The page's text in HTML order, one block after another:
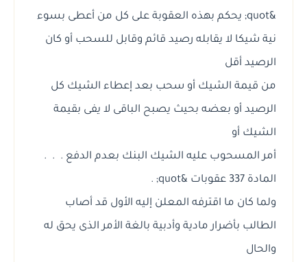
&quot; يحكم بهذه العقوبة على كل من أعطى بسوء
نية شيكا لا يقابله رصيد قائم وقابل للسحب أو كان
الرصيد أقل
من قيمة الشيك أو سحب بعد إعطاء الشيك كل
الرصيد أو بعضه بحيث يصبح الباقى لا يفى بقيمة
الشيك أو
أمر المسحوب عليه الشيك البنك بعدم الدفع . . .
المادة 337 عقوبات &quot; .
ولما كان ما اقترفه المعلن إليه الأول قد أصاب
الطالب بأضرار مادية وأدبية بالغة الأمر الذى يحق له
والحال